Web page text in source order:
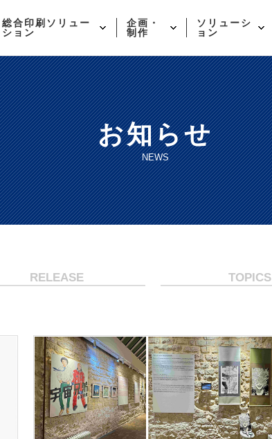
総合印刷ソリュー
ション
企画・
制作
ソリューシ
ョン
お知らせ
NEWS
RELEASE TOPICS